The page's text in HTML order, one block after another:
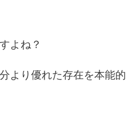
よね？
より優れた存在を本能的